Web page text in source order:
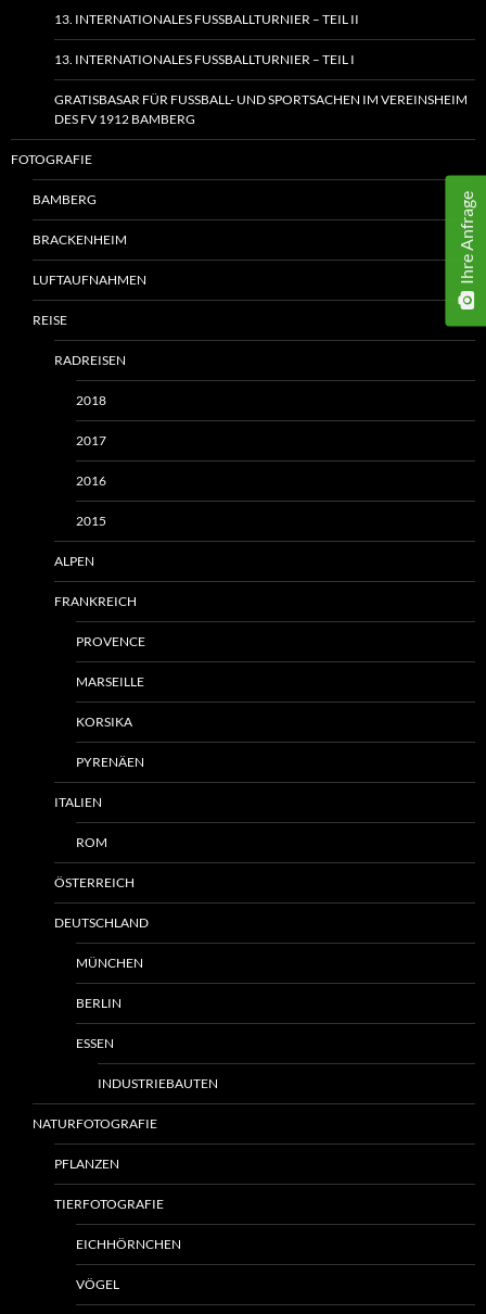
13. INTERNATIONALES FUSSBALLTURNIER – TEIL II
13. INTERNATIONALES FUSSBALLTURNIER – TEIL I
GRATISBASAR FÜR FUSSBALL- UND SPORTSACHEN IM VEREINSHEIM
DES FV 1912 BAMBERG
FOTOGRAFIE
BAMBERG
BRACKENHEIM
LUFTAUFNAHMEN
REISE
RADREISEN
2018
2017
2016
2015
ALPEN
FRANKREICH
PROVENCE
MARSEILLE
KORSIKA
PYRENÄEN
ITALIEN
ROM
ÖSTERREICH
DEUTSCHLAND
MÜNCHEN
BERLIN
ESSEN
INDUSTRIEBAUTEN
NATURFOTOGRAFIE
PFLANZEN
TIERFOTOGRAFIE
EICHHÖRNCHEN
VÖGEL
Ihre Anfrage